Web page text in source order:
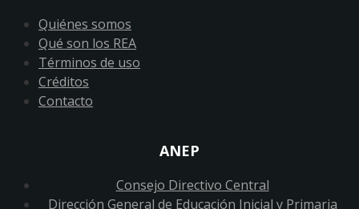
Quiénes somos
Qué son los REA
Términos de uso
Créditos
Contacto
ANEP
Consejo Directivo Central
Dirección General de Educación Inicial y Primaria